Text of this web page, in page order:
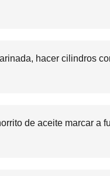
hacer cilindros
de aceite marcar a